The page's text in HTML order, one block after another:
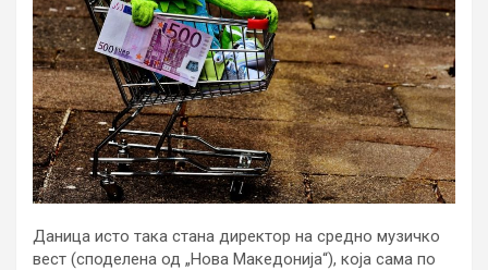
Даница исто така стана директор на средно музичко
вест (споделена од „Нова Македонија“), која сама по